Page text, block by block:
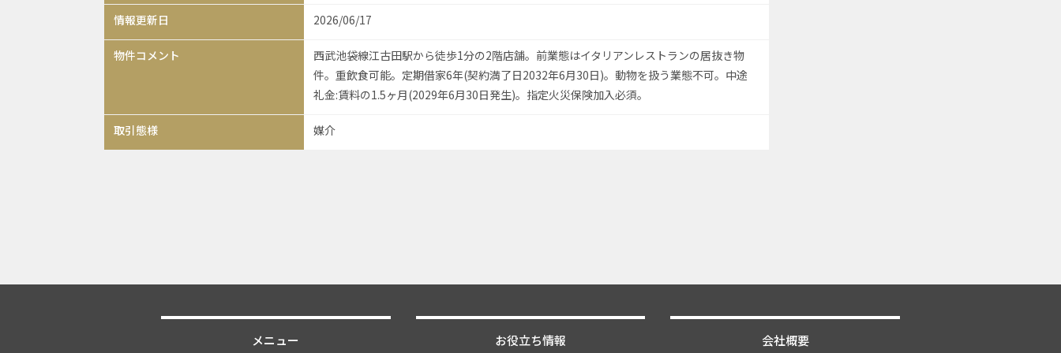
情報更新日 2026/06/17
物件コメント
西武池袋線江古田駅から徒歩1分の2階店舗。前業態はイタリアンレストランの居抜き物
件。重飲食可能。定期借家6年(契約満了日2032年6月30日)。動物を扱う業態不可。中途
礼金:賃料の1.5ヶ月(2029年6月30日発生)。指定火災保険加入必須。
取引態様 媒介
メニュー お役立ち情報 会社概要